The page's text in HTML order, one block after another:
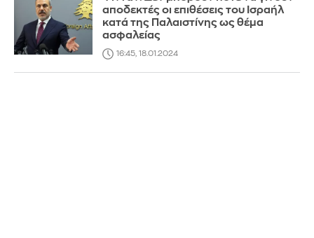
αποδεκτές οι επιθέσεις του Ισραήλ
κατά της Παλαιστίνης ως θέμα
ασφαλείας
16:45, 18.01.2024